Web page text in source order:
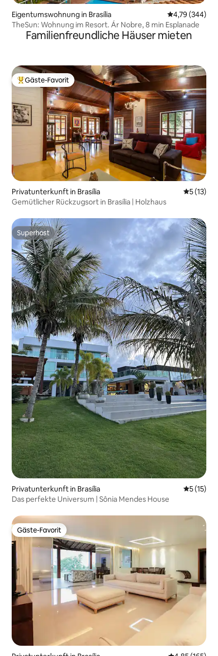
Eigentumswohnung in Brasília
4,79 (344)
TheSun: Wohnung im Resort. Ár Nobre, 8 min Esplanade
Familienfreundliche Häuser mieten
Beliebter Gäste-Favorit.
Gäste-Favorit
Privatunterkunft in Brasília
5 (13)
Gemütlicher Rückzugsort in Brasília | Holzhaus
Superhost
Superhost
Privatunterkunft in Brasília
5 (15)
Das perfekte Universum | Sônia Mendes House
Gäste-Favorit
Gäste-Favorit